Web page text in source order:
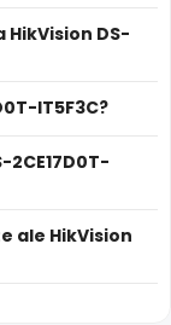
cu functia
automat
a
DS-
IT5F3C?
ale HikVision